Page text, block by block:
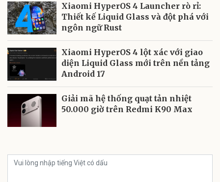
Xiaomi HyperOS 4 Launcher rò rỉ:
Thiết kế Liquid Glass và đột phá với
ngôn ngữ Rust
Xiaomi HyperOS 4 lột xác với giao
diện Liquid Glass mới trên nền tảng
Android 17
Giải mã hệ thống quạt tản nhiệt
50.000 giờ trên Redmi K90 Max